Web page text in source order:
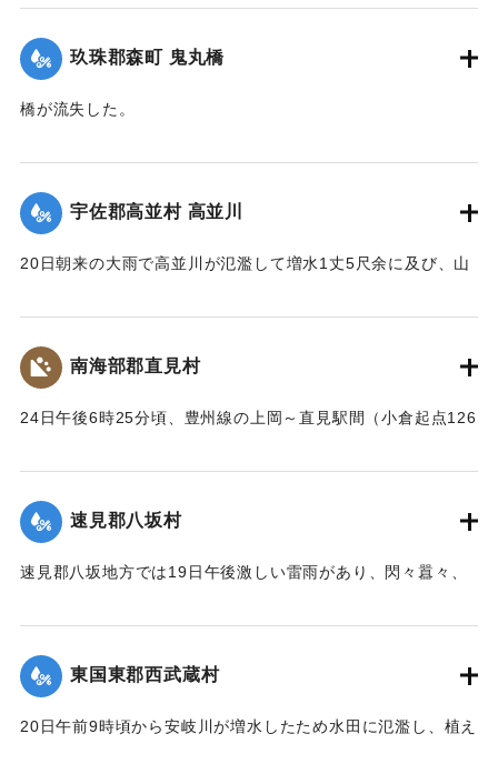
流は川も道路も一面の濁流となり、小野、鬼丸の2橋はたちま
ち流失したため、寺々の鐘を乱打し、消防夫は川沿いの家々
に馳せ、家財を片付け、材木の始末をするなどなかなかの大
た。
【出典：大分新聞 大正12年6月24日朝刊8面】
｜固有コード:00275089
玖珠郡森町 鬼丸橋
橋が流失した。
｜固有コード:00275090
宇佐郡高並村 高並川
20日朝来の大雨で高並川が氾濫して増水1丈5尺余に及び、山
梁が流失したため、交通はまったくの杜絶の姿となったが、
被害額は目下見込みが立っていない。
【出典：大分新聞 大正12年6月24日朝刊8面】
南海部郡直見村
24日午後6時25分頃、豊州線の上岡～直見駅間（小倉起点126
石350坪ほどが俄然崩壊、線路を閉鎖した。そのため同日午後
8時50分佐伯発下り列車は直見駅手前、同じく重岡発午後9時
10分の上り列車は直見駅寄り引き返すのをやむなきに至っ
転主任、上田書記、日高営業主任、榎本書記、大分保線事務
130名、計200余名が必死となって復旧工事を急いでいる。
崩壊の現場は直見駅構内を距る2,30間、簾山隧道（102尺）
速見郡八坂村
速見郡八坂地方では19日午後激しい雷雨があり、閃々囂々、
ら水かさが増している八坂川は刻々と増水し、午後2時には約
2丈、明治41年度のの大洪水の記憶を呼び起こして一時は人心
恟々としたが、3時半ごろより減水し始め夕刻には半減した
人畜に死傷はなかった。
東国東郡西武蔵村
20日午前9時頃から安岐川が増水したため水田に氾濫し、植え